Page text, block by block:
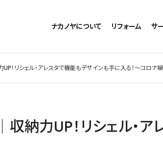
ナカノヤについて リフォーム
お風呂のリフォ
キッチンのリフ
洗面台のリフォ
水回りのリフォ
サ
！リシェル・アレスタで機能もデザインも手に入る！～コロナ
収納力UP！リシェル・